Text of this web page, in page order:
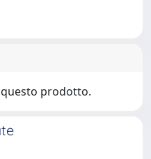
prodotto.